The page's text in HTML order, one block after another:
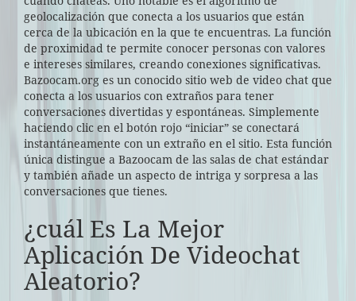
geolocalización que conecta a los usuarios que están
cerca de la ubicación en la que te encuentras. La función
de proximidad te permite conocer personas con valores
e intereses similares, creando conexiones significativas.
Bazoocam.org es un conocido sitio web de video chat que
conecta a los usuarios con extraños para tener
conversaciones divertidas y espontáneas. Simplemente
haciendo clic en el botón rojo “iniciar” se conectará
instantáneamente con un extraño en el sitio. Esta función
única distingue a Bazoocam de las salas de chat estándar
y también añade un aspecto de intriga y sorpresa a las
conversaciones que tienes.
¿cuál Es La Mejor
Aplicación De Videochat
Aleatorio?